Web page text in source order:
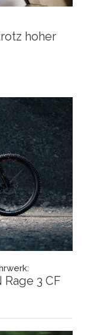
hoher
3 CF